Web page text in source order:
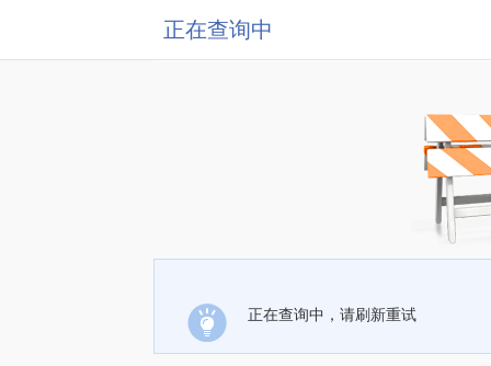
正在查询中
正在查询中，请刷新重试